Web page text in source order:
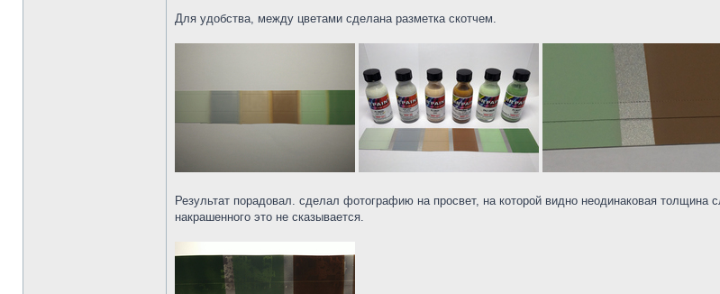
Для удобства, между цветами сделана разметка скотчем.
Результат порадовал. сделал фотографию на просвет, на которой видно неодинаковая
накрашенного это не сказывается.